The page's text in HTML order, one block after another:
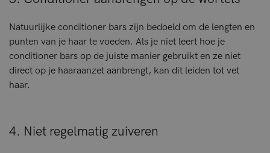
Natuurlijke conditioner bars zijn bedoeld om de lengten en
punten van je haar te voeden. Als je niet leert hoe je
conditioner bars op de juiste manier gebruikt en ze niet
direct op je haaraanzet aanbrengt, kan dit leiden tot vet
haar.
4. Niet regelmatig zuiveren